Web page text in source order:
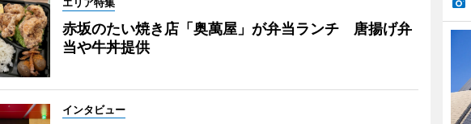
赤坂のたい焼き店「奥萬屋」が弁当ランチ 唐揚げ弁
当や牛丼提供
インタビュー